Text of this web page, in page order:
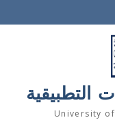
التطبيقية
University